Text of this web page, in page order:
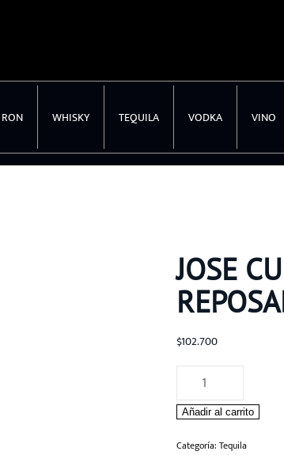
RON WHISKY TEQUILA VODKA VINO
JOSE
$102.700
Cuervo
Tradicional
Reposado
Añadir al carrito
Categoría: Tequila